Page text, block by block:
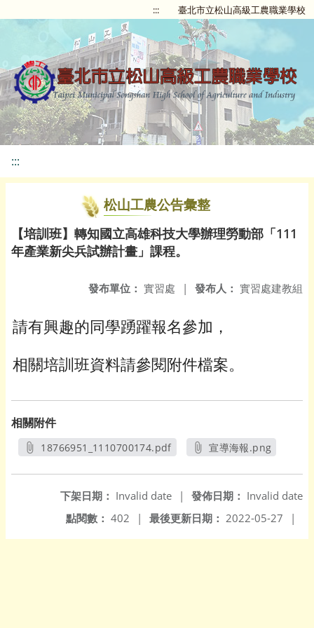
::: 臺北市立松山高級工農職業學校
:::
松山工農公告彙整
【培訓班】轉知國立高雄科技大學辦理勞動部「111
年產業新尖兵試辦計畫」課程。
發布人： 實習處建教組
發布單位： 實習處 |
請有興趣的同學踴躍報名參加，
相關培訓班資料請參閱附件檔案。
相關附件
18766951_1110700174.pdf
宣導海報.png
發佈日期： Invalid date
下架日期： Invalid date
|
最後更新日期： 2022-05-27 |
點閱數： 402 |